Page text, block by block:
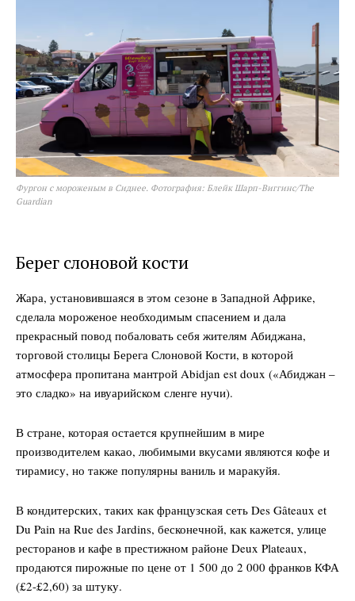
Фургон с мороженым в Сиднее. Фотография: Блейк Шарп-Виггинс/The
Guardian
Берег слоновой кости
Жара, установившаяся в этом сезоне в Западной Африке,
сделала мороженое необходимым спасением и дала
прекрасный повод побаловать себя жителям Абиджана,
торговой столицы Берега Слоновой Кости, в которой
атмосфера пропитана мантрой Abidjan est doux («Абиджан –
это сладко» на ивуарийском сленге нучи).
В стране, которая остается крупнейшим в мире
производителем какао, любимыми вкусами являются кофе и
тирамису, но также популярны ваниль и маракуйя.
В кондитерских, таких как французская сеть Des Gâteaux et
Du Pain на Rue des Jardins, бесконечной, как кажется, улице
ресторанов и кафе в престижном районе Deux Plateaux,
продаются пирожные по цене от 1 500 до 2 000 франков КФА
(£2-£2,60) за штуку.